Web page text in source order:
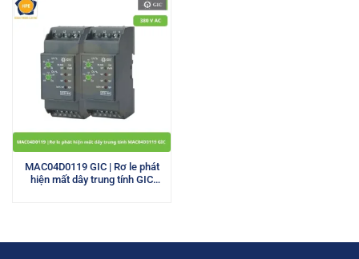
MAC04D0119 GIC | Rơ le phát
hiện mất dây trung tính GIC